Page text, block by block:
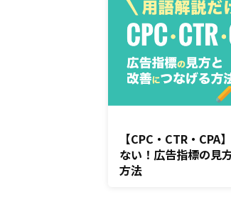
【CPC・CTR・CPA
ない！広告指標の見
方法